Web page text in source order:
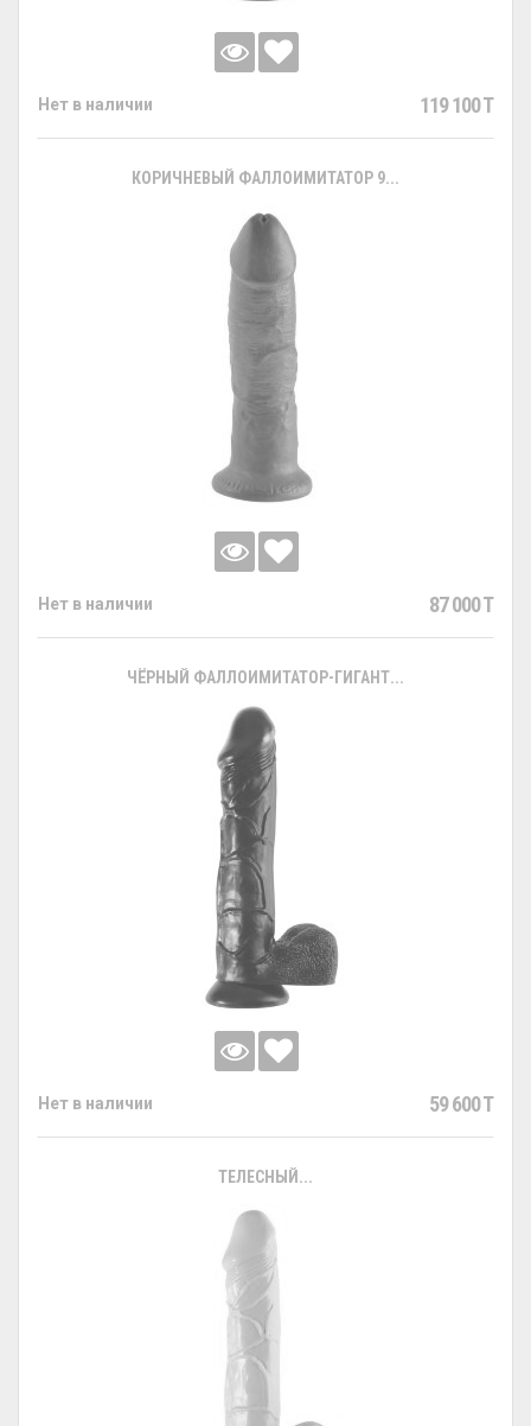
Нет в наличии 119 100 T
КОРИЧНЕВЫЙ ФАЛЛОИМИТАТОР 9...
Нет в наличии 87 000 T
ЧЁРНЫЙ ФАЛЛОИМИТАТОР-ГИГАНТ...
Нет в наличии 59 600 T
ТЕЛЕСНЫЙ...